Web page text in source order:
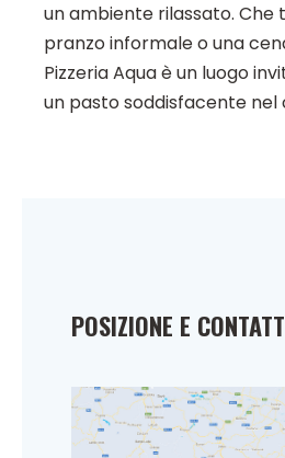
un ambiente rilassato. Che
pranzo informale o una
Pizzeria Aqua è un luogo
un pasto soddisfacente nel
POSIZIONE E